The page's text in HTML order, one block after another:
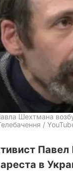
Шехтмана
/
в